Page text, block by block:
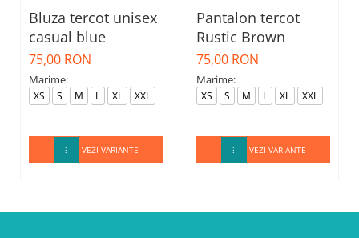
Bluza tercot unisex
casual blue
75,00 RON
Marime:
XS S M L XL XXL
VEZI VARIANTE
Pantalon tercot
Rustic Brown
75,00 RON
Marime:
XS S M L XL XXL
VEZI VARIANTE